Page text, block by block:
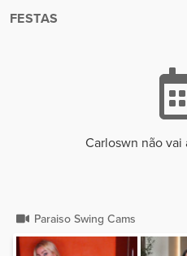
FESTAS
Carloswn não
Paraiso Swing Cams